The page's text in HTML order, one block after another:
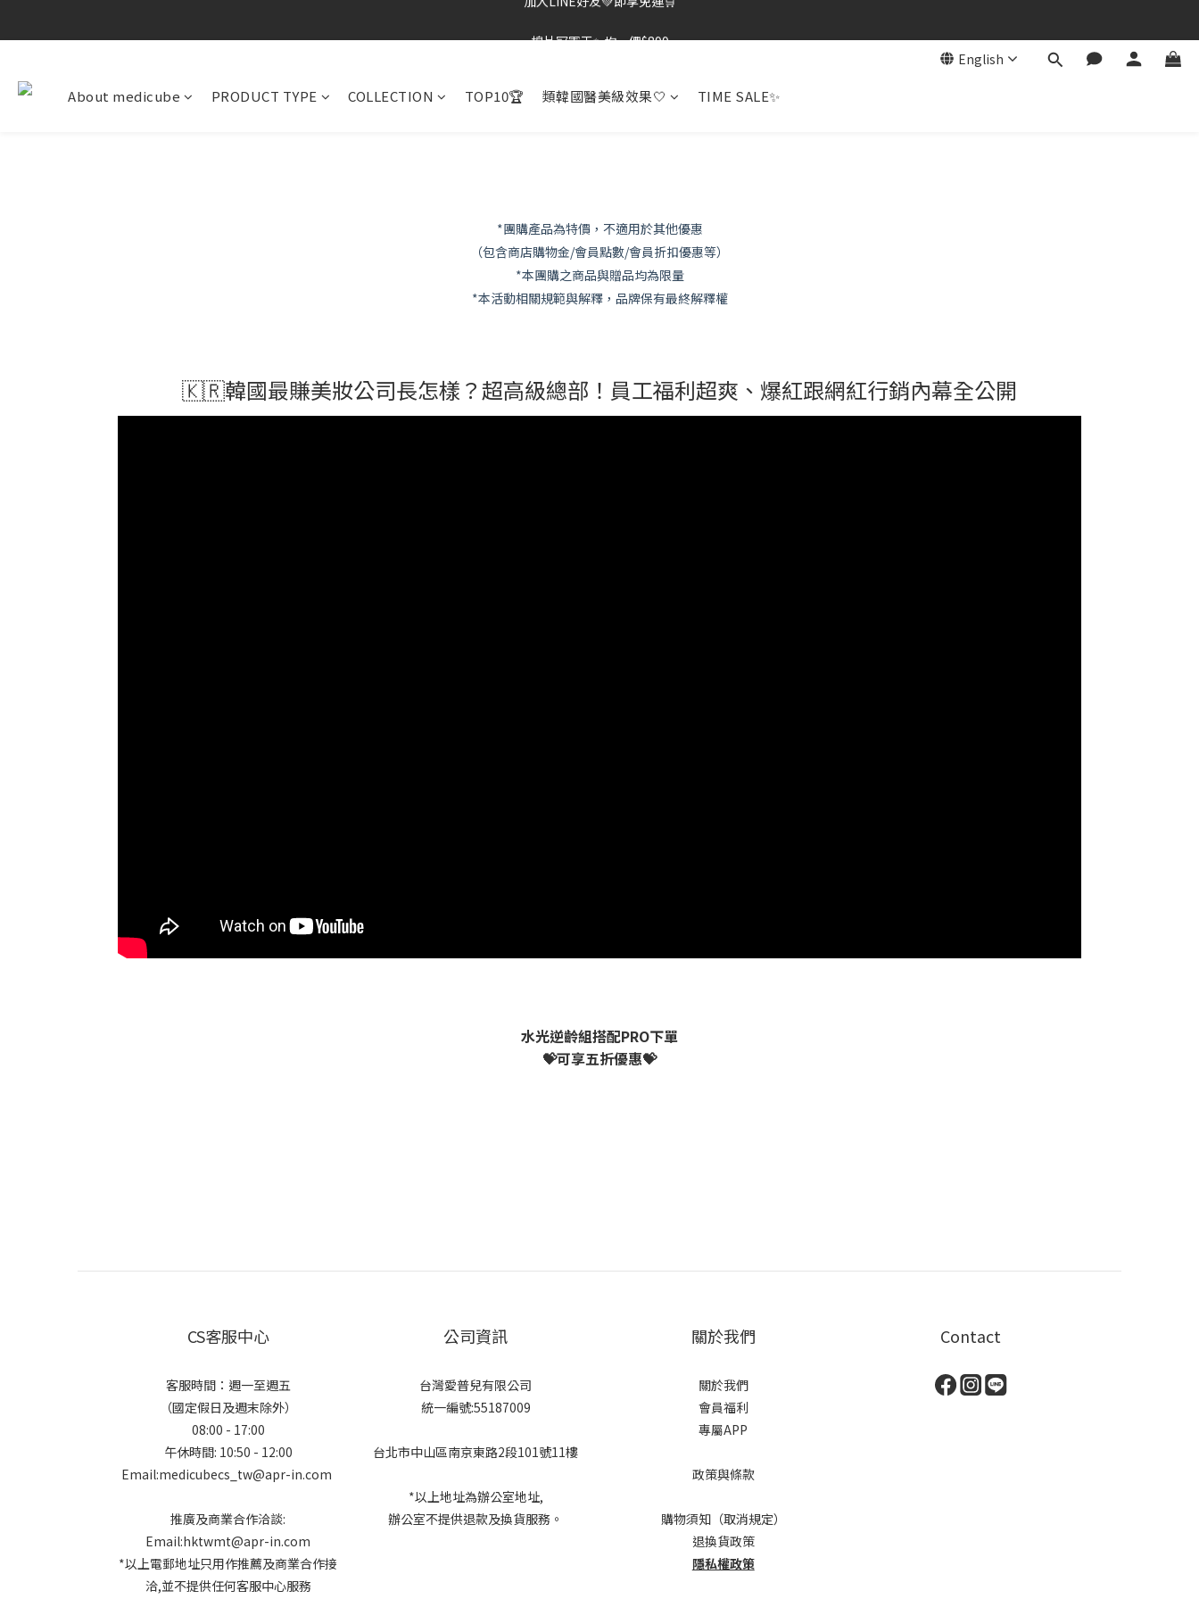
English
About medicube PRODUCT TYPE COLLECTION TOP10🏆 類韓國醫美級效果🤍 TIME SALE✨
*團購產品為特價，不適用於其他優惠
（包含商店購物金/會員點數/會員折扣優惠等）
*本團購之商品與贈品均為限量
*本活動相關規範與解釋，品牌保有最終解釋權
🇰🇷韓國最賺美妝公司長怎樣？超高級總部！員工福利超爽、爆紅跟網紅行銷內幕全公開
水光逆齡組搭配PRO下單
💝可享五折優惠💝
CS客服中心
客服時間：週一至週五
（國定假日及週末除外）
08:00 - 17:00
午休時間: 10:50 - 12:00
Email:medicubecs_tw@apr-in.com
推廣及商業合作洽談:
Email:hktwmt@apr-in.com
*以上電郵地址只用作推薦及商業合作接
洽,並不提供任何客服中心服務
公司資訊
台灣愛普兒有限公司
統一編號:55187009
台北市中山區南京東路2段101號11樓
*以上地址為辦公室地址,
辦公室不提供退款及換貨服務。
關於我們
關於我們
會員福利
專屬APP
政策與條款
購物須知（取消規定）
退換貨政策
隱私權政策
Contact